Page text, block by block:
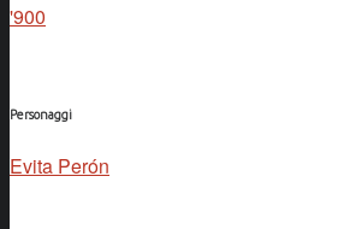
'900
Personaggi
Evita Perón